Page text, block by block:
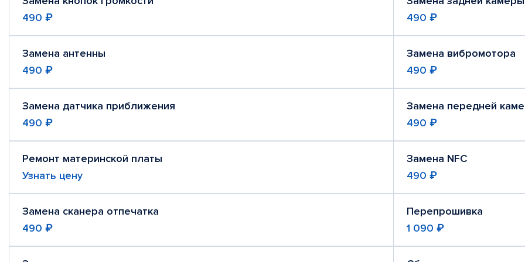
490 ₽
490 ₽
Замена антенны
490 ₽
Замена вибромотора
490 ₽
Замена датчика приближения
490 ₽
Замена передней
490 ₽
Ремонт материнской платы
Узнать цену
Замена NFC
490 ₽
Замена сканера отпечатка
490 ₽
Перепрошивка
1 090 ₽